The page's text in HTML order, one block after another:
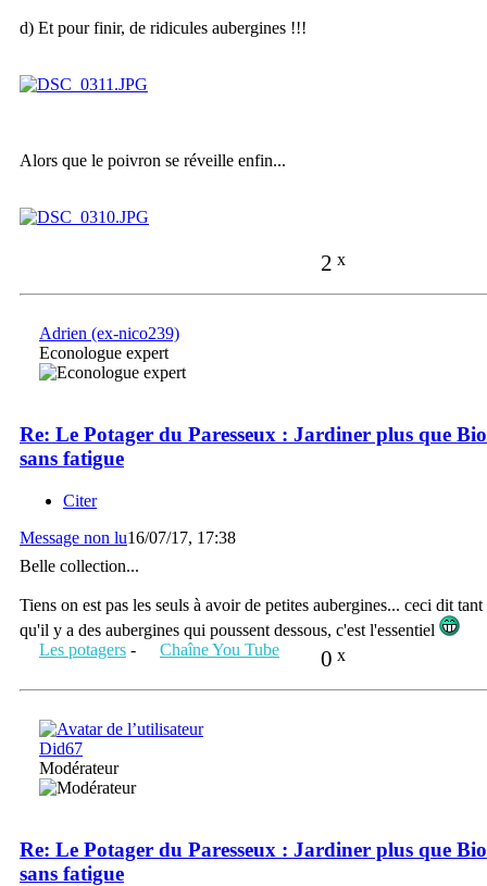
d) Et pour finir, de ridicules aubergines !!!
Alors que le poivron se réveille enfin...
2 x
Adrien (ex-nico239)
Econologue expert
Re: Le Potager du Paresseux : Jardiner plus que Bio
sans fatigue
Citer
Message non lu16/07/17, 17:38
Belle collection...
Tiens on est pas les seuls à avoir de petites aubergines... ceci dit tant
qu'il y a des aubergines qui poussent dessous, c'est l'essentiel
0 x
Les potagers - Chaîne You Tube
Did67
Modérateur
Re: Le Potager du Paresseux : Jardiner plus que Bio
sans fatigue